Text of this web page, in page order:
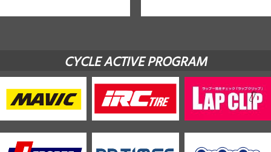
CYCLE ACTIVE PROGRAM